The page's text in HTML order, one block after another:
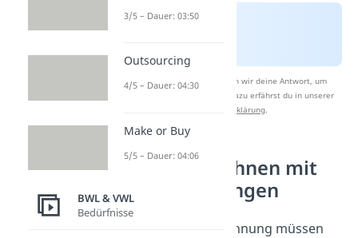
Nach Beantwortung speichern wir deine Antwort, um
Studyflix zu verbessern. Mehr dazu erfährst du in unserer
Datenschutzerklärung
Umsatz berechnen mit
Preisminderungen
Bei der Umsatzberechnung müssen
3/5 – Dauer: 03:50
Outsourcing
4/5 – Dauer: 04:30
Make or Buy
5/5 – Dauer: 04:06
BWL & VWL
Bedürfnisse